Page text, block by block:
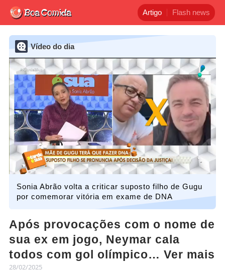
Artigo Flash news
Vídeo do dia
Sonia Abrão volta a criticar suposto filho de Gugu
por comemorar vitória em exame de DNA
Após provocações com o nome de
sua ex em jogo, Neymar cala
todos com gol olímpico… Ver mais
28/02/2025